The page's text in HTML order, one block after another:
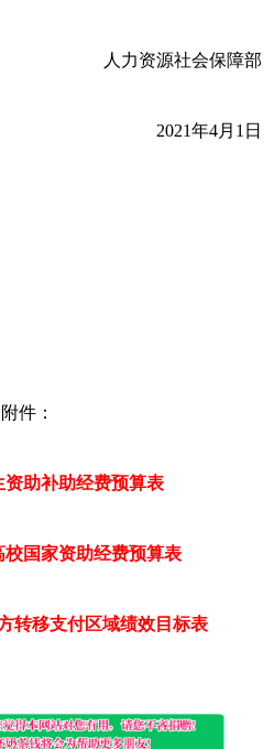
人力资源社会保障部
2021年4月1日
附件：
资助补助经费预算表
校国家资助经费预算表
转移支付区域绩效目标表